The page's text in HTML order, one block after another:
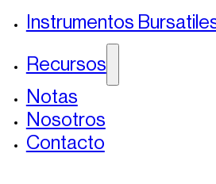
Instrumentos
Recursos
Notas
Nosotros
Contacto